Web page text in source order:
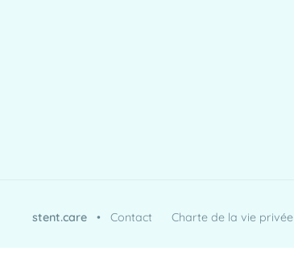
stent.care •Contact Charte de la vie privée